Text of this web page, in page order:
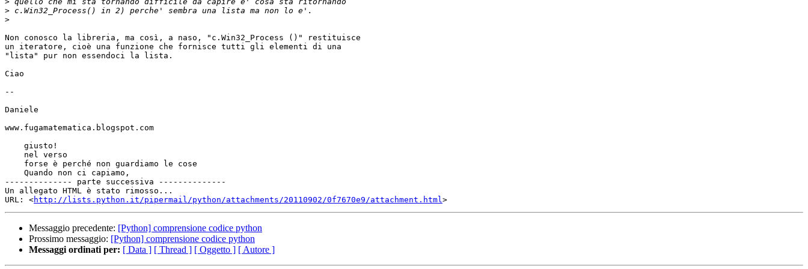
>
>
Non conosco la libreria, ma così, a naso, "c.Win32_Process ()" restituisce
un iteratore, cioè una funzione che fornisce tutti gli elementi di una
"lista" pur non essendoci la lista.
Ciao
--
Daniele
www.fugamatematica.blogspot.com
-------------- parte successiva --------------
Un allegato HTML è stato rimosso...
URL: <http://lists.python.it/pipermail/python/attachments/20110902/0f7670e9/attachment.html
Messaggio precedente: [Python] comprensione codice python
Prossimo messaggio: [Python] comprensione codice python
Messaggi ordinati per: [ Data ] [ Thread ] [ Oggetto ] [ Autore ]